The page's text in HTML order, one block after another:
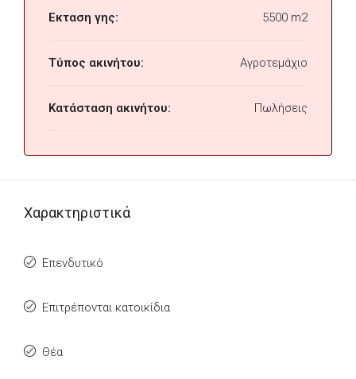
Εκταση γης: 5500 m2
Τύπος ακινήτου: Αγροτεμάχιο
Κατάσταση ακινήτου: Πωλήσεις
Χαρακτηριστικά
Επενδυτικό
Επιτρέπονται κατοικίδια
Θέα